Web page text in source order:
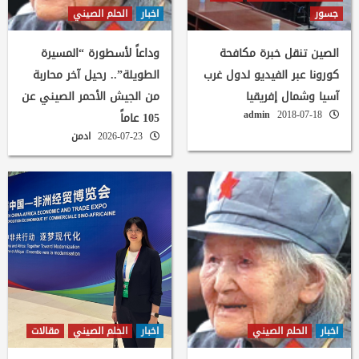
جسور
الصين تنقل خبرة مكافحة
كورونا عبر الفيديو لدول غرب
آسيا وشمال إفريقيا
admin
اخبار الحلم الصيني
وداعاً لأسطورة “المسيرة
الطويلة”.. رحيل آخر محاربة
من الجيش الأحمر الصيني عن
105 عاماً
ادمن
اخبار الحلم الصيني اخبار الحلم الصيني مقالات